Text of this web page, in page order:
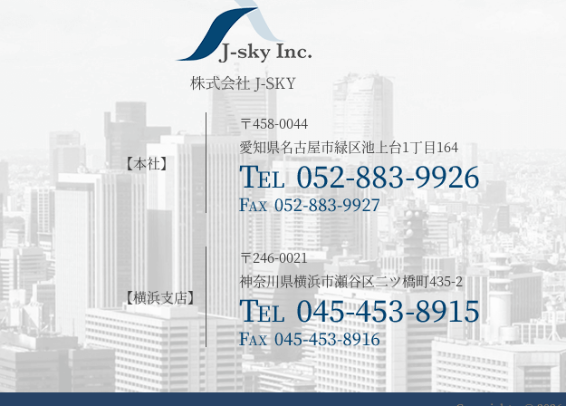
【本社】
〒458-0044
愛知県名古屋市緑区池上台1丁目164
【横浜支店】
〒246-0021
神奈川県横浜市瀬谷区二ツ橋町435-2